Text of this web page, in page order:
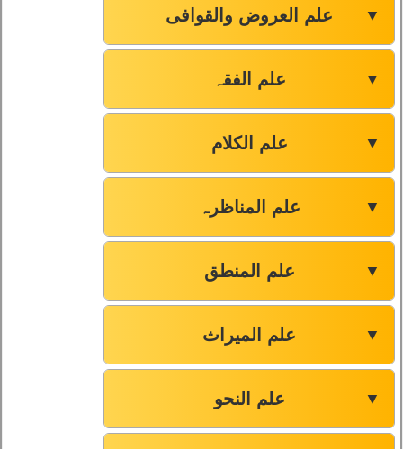
علم العروض والقوافی ▼
علم الفقہ ▼
علم الکلام ▼
علم المناظرہ ▼
علم المنطق ▼
علم المیراث ▼
علم النحو ▼